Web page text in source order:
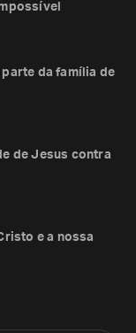
parte da família de
de Jesus contra
e a nossa